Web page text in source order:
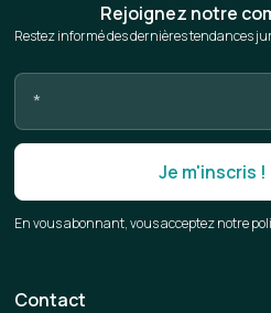
Rejoignez notre
Restez informé des dernières tendances
En vous abonnant, vous acceptez notre
Contact